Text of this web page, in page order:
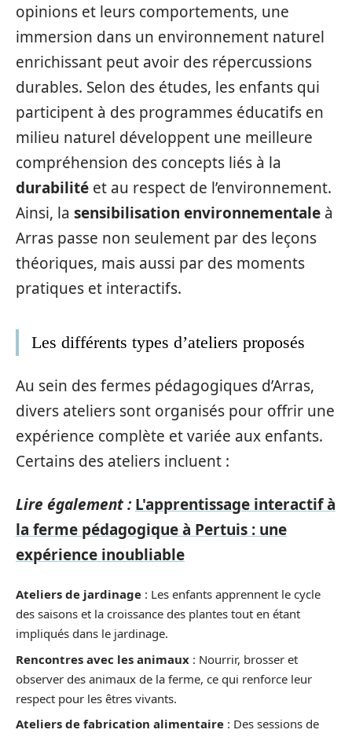
opinions et leurs comportements, une
immersion dans un environnement naturel
enrichissant peut avoir des répercussions
durables. Selon des études, les enfants qui
participent à des programmes éducatifs en
milieu naturel développent une meilleure
compréhension des concepts liés à la
durabilité et au respect de l’environnement.
Ainsi, la sensibilisation environnementale à
Arras passe non seulement par des leçons
théoriques, mais aussi par des moments
pratiques et interactifs.
Les différents types d’ateliers proposés
Au sein des fermes pédagogiques d’Arras,
divers ateliers sont organisés pour offrir une
expérience complète et variée aux enfants.
Certains des ateliers incluent :
Lire également : L'apprentissage interactif à
la ferme pédagogique à Pertuis : une
expérience inoubliable
Ateliers de jardinage : Les enfants apprennent le cycle
des saisons et la croissance des plantes tout en étant
impliqués dans le jardinage.
Rencontres avec les animaux : Nourrir, brosser et
observer des animaux de la ferme, ce qui renforce leur
respect pour les êtres vivants.
Ateliers de fabrication alimentaire : Des sessions de